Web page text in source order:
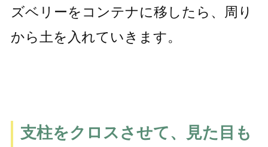
ズベリーをコンテナに移したら、周り
から土を入れていきます。
支柱をクロスさせて、見た目も